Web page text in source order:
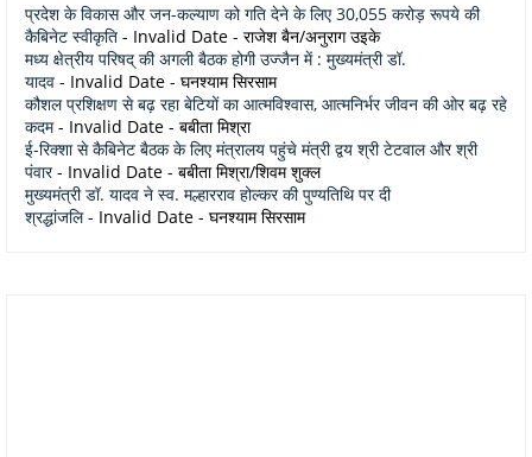
प्रदेश के विकास और जन-कल्याण को गति देने के लिए 30,055 करोड़ रूपये की
कैबिनेट स्वीकृति - Invalid Date - राजेश बैन/अनुराग उइके
मध्य क्षेत्रीय परिषद् की अगली बैठक होगी उज्जैन में : मुख्यमंत्री डॉ.
यादव - Invalid Date - घनश्याम सिरसाम
कौशल प्रशिक्षण से बढ़ रहा बेटियों का आत्मविश्वास, आत्मनिर्भर जीवन की ओर बढ़ रहे
कदम- Invalid Date - बबीता मिश्रा
ई-रिक्शा से कैबिनेट बैठक के लिए मंत्रालय पहुंचे मंत्री द्वय श्री टेटवाल और श्री
पंवार- Invalid Date - बबीता मिश्रा/शिवम शुक्ल
मुख्यमंत्री डॉ. यादव ने स्व. मल्हारराव होल्कर की पुण्यतिथि पर दी
श्रद्धांजलि- Invalid Date - घनश्याम सिरसाम